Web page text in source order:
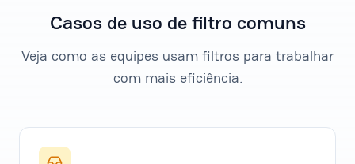
Casos de uso de filtro comuns
Veja como as equipes usam filtros para trabalhar
com mais eficiência.